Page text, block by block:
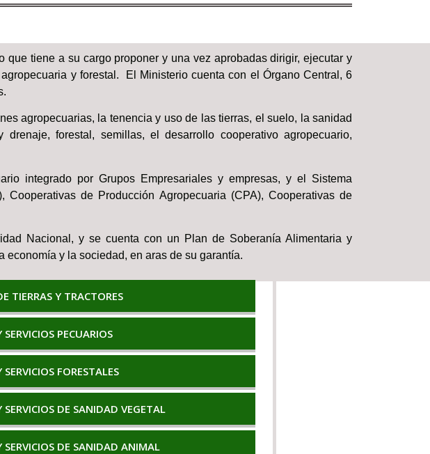
tiene a su cargo proponer y una vez aprobadas dirigir, ejecutar y
y forestal. El Ministerio cuenta con el Órgano Central, 6
agropecuarias, la tenencia y uso de las tierras, el suelo, la sanidad
forestal, semillas, el desarrollo cooperativo agropecuario,
integrado por Grupos Empresariales y empresas, y el Sistema
de Producción Agropecuaria (CPA), Cooperativas de
Nacional, y se cuenta con un Plan de Soberanía Alimentaria y
y la sociedad, en aras de su garantía.
TIERRAS Y TRACTORES
PECUARIOS
FORESTALES
SERVICIOS DE SANIDAD VEGETAL
SERVICIOS DE SANIDAD ANIMAL